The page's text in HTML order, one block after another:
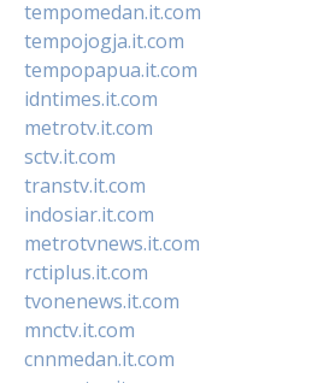
tempomedan.it.com
tempojogja.it.com
tempopapua.it.com
idntimes.it.com
metrotv.it.com
sctv.it.com
transtv.it.com
indosiar.it.com
metrotvnews.it.com
rctiplus.it.com
tvonenews.it.com
mnctv.it.com
cnnmedan.it.com